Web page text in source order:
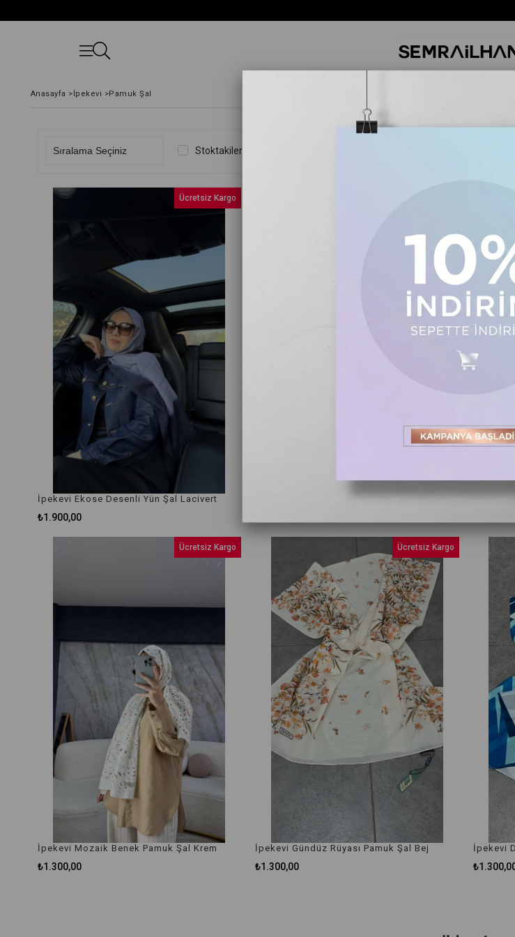
Anasayfa >İpekevi >Pamuk Şal
Stoktakiler
İpekevi Ekose Desenli Yün Şal Lacivert
₺1.900,00
Ücretsiz Kargo
İpekevi Ekose Desenli Yün Şal Mavi İpekevi
İpekevi Mozaik Benek Pamuk Şal Krem
₺1.300,00
Ücretsiz Kargo
İpekevi Gündüz Rüyası Pamuk Şal Bej
₺1.300,00
Ücretsiz Kargo
İpekevi